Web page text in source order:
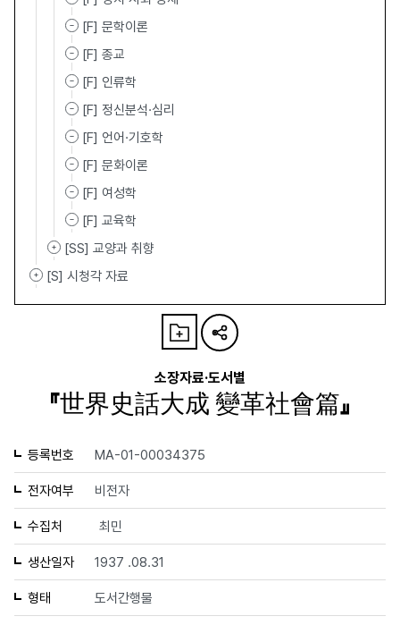
[F] 문학이론
[F] 종교
[F] 인류학
[F] 정신분석·심리
[F] 언어·기호학
[F] 문화이론
[F] 여성학
[F] 교육학
[SS] 교양과 취향
[S] 시청각 자료
소장자료·도서별
『世界史話大成 變革社會篇』
등록번호 MA-01-00034375
전자여부 비전자
수집처 최민
생산일자 1937 .08.31
형태 도서간행물